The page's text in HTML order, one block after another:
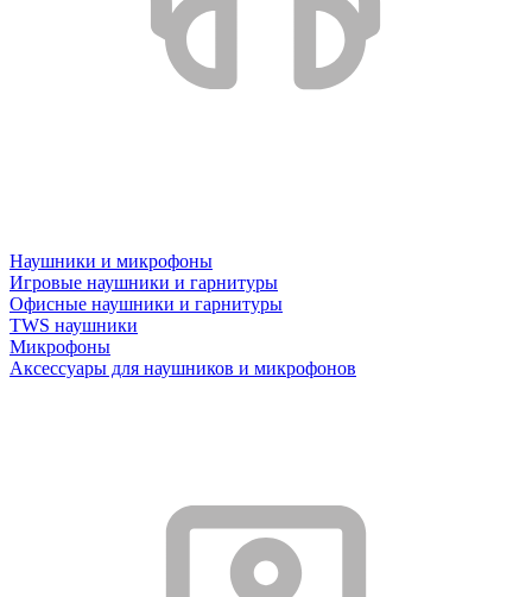
Наушники и микрофоны
Игровые наушники и гарнитуры
Офисные наушники и гарнитуры
TWS наушники
Микрофоны
Аксессуары для наушников и микрофонов